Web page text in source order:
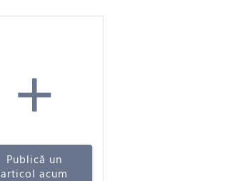
+
Publică un
articol acum